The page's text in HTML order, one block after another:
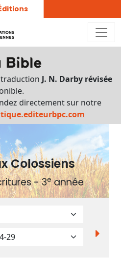
traduction J. N. Darby révisée
directement sur notre
Colossiens
- 3eannée